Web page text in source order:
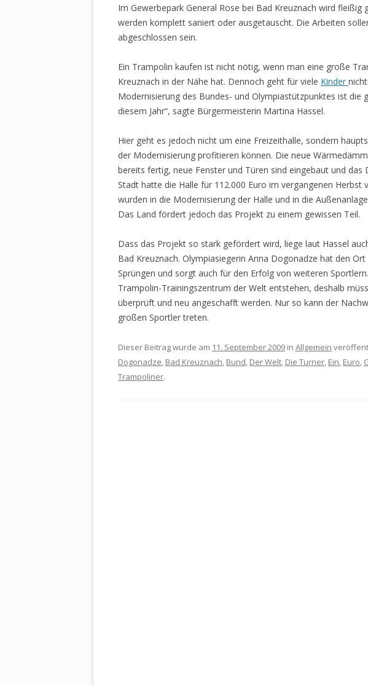
WASSERTRAMPOLIN TEST
SPRINGFREE MEDIUM ROUND R79
Im Gewerbepark General Rose bei Bad Kreuznach wird fleißig
werden komplett saniert oder ausgetauscht. Die Arbeiten
abgeschlossen sein.
Ein Trampolin kaufen ist nicht nötig, wenn man eine große
Kreuznach in der Nähe hat. Dennoch geht für viele Kinder
Modernisierung des Bundes- und Olympiastützpunktes ist die
diesem Jahr“, sagte Bürgermeisterin Martina Hassel.
Hier geht es jedoch nicht um eine Freizeithalle, sondern
der Modernisierung profitieren können. Die neue
bereits fertig, neue Fenster und Türen sind eingebaut und das
Stadt hatte die Halle für 112.000 Euro im vergangenen Herbst
wurden in die Modernisierung der Halle und in die
Das Land fördert jedoch das Projekt zu einem gewissen Teil.
Dass das Projekt so stark gefördert wird, liege laut Hassel
Bad Kreuznach. Olympiasiegerin Anna Dogonadze hat den
Sprüngen und sorgt auch für den Erfolg von weiteren
Trampolin-Trainingszentrum der Welt entstehen, deshalb
überprüft und neu angeschafft werden. Nur so kann der
großen Sportler treten.
Dieser Beitrag wurde am 11. September 2009 in Allgemein
Dogonadze, Bad Kreuznach, Bund, Der Welt, Die Turner, Ein, Euro,
Trampoliner.